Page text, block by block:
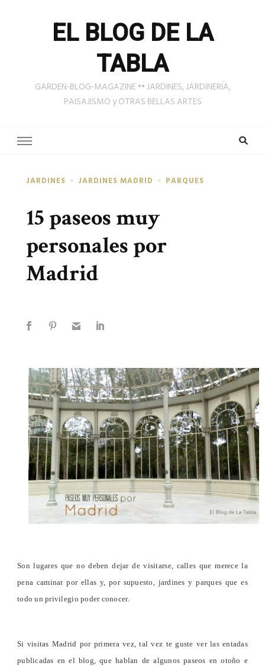
EL BLOG DE LA
TABLA
GARDEN-BLOG-MAGAZINE •• JARDINES, JARDINERÍA,
PAISAJISMO y OTRAS BELLAS ARTES
JARDINES JARDINES MADRID PARQUES
15 paseos muy
personales por
Madrid
Son lugares que no deben dejar de visitarse, calles que merece la
pena caminar por ellas y, por supuesto, jardines y parques que es
todo un privilegio poder conocer.
Si visitas Madrid por primera vez, tal vez te guste ver las entadas
publicadas en el blog, que hablan de algunos paseos en otoño e